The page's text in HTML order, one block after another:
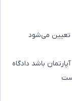
تعیین می‌شود
باشد دادگاه